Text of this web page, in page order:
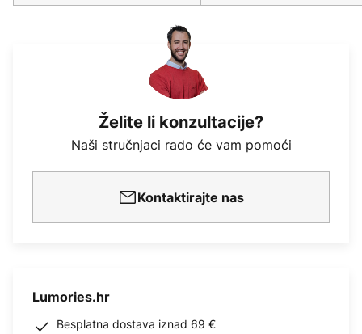
Želite li konzultacije?
Naši stručnjaci rado će vam pomoći
Kontaktirajte nas
Lumories.hr
Besplatna dostava iznad 69 €